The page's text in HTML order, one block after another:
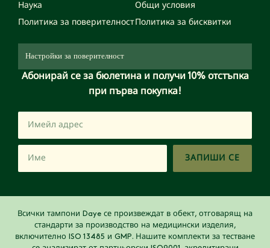
Наука
Общи условия
Политика за поверителностПолитика за бисквитки
Настройки за поверителност
Абонирай се за бюлетина и получи 10% отстъпка
при първа покупка!
ЗАПИШИ СЕ
Всички тампони Daye се произвеждат в обект, отговарящ на
стандарти за производство на медицински изделия,
включително ISO 13485 и GMP. Нашите комплекти за тестване